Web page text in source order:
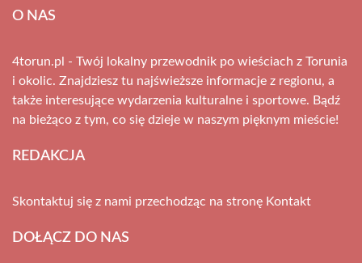
O NAS
4torun.pl - Twój lokalny przewodnik po wieściach z Torunia
i okolic. Znajdziesz tu najświeższe informacje z regionu, a
także interesujące wydarzenia kulturalne i sportowe. Bądź
na bieżąco z tym, co się dzieje w naszym pięknym mieście!
REDAKCJA
Skontaktuj się z nami przechodząc na stronę Kontakt
DOŁĄCZ DO NAS